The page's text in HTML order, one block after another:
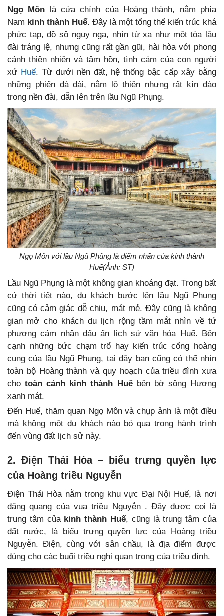
Ngọ Môn là cửa chính của Hoàng thành, nằm phía
Nam kinh thành Huế. Đây là một tổng thể kiến trúc khá
phức tạp, đồ sộ nguy nga, nhìn từ xa như một tòa lâu
đài tráng lệ, nhưng cũng rất gần gũi, hài hòa với phong
cảnh thiên nhiên và tâm hồn, tình cảm của con người
xứ Huế. Từ dưới nền đất, hệ thống bậc cấp xây bằng
những phiến đá dài, nằm lộ thiên nhưng rất kín đáo
trong nền đài, dẫn lên trên lầu Ngũ Phụng.
Ngọ Môn với lầu Ngũ Phũng là điểm nhấn của kinh thành
Huế(Ảnh: ST)
Lầu Ngũ Phụng là một không gian khoáng đạt. Trong bất
cứ thời tiết nào, du khách bước lên lầu Ngũ Phụng
cũng có cảm giác dễ chịu, mát mẻ. Đây cũng là không
gian mở cho khách du lịch rộng tầm mắt nhìn về tứ
phương cảm nhận dấu ấn lịch sử văn hóa Huế. Bên
cạnh những bức chạm trổ hay kiến trúc cổng hoàng
cung của lầu Ngũ Phụng, tại đây bạn cũng có thể nhìn
toàn bộ Hoàng thành và quy hoạch của triều đình xưa
chotoàn cảnh kinh thành Huếbên bờ sông Hương
xanh mát.
Đến Huế, thăm quan Ngọ Môn và chụp ảnh là một điều
mà không một du khách nào bỏ qua trong hành trình
đến vùng đất lịch sử này.
2. Điện Thái Hòa – biểu trưng quyền lực
của Hoàng triều Nguyễn
Điện Thái Hòa nằm trong khu vực Đại Nội Huế, là nơi
đăng quang của vua triều Nguyễn . Đây được coi là
trung tâm của kinh thành Huế, cũng là trung tâm của
đất nước, là biểu trưng quyền lực của Hoàng triều
Nguyễn. Điện, cùng với sân chầu, là địa điểm được
dùng cho các buổi triều nghi quan trọng của triều đình.